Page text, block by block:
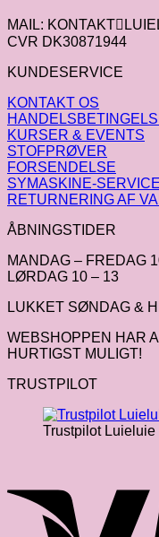
MAIL:
CVR DK30871944
KUNDESERVICE
KONTAKT OS
KURSER & EVENTS
STOFPRØVER
FORSENDELSE
SYMASKINE-SERVICE
RETURNERING AF
ÅBNINGSTIDER
MANDAG – FREDAG
LØRDAG 10 – 13
LUKKET SØNDAG &
WEBSHOPPEN HAR
HURTIGST MULIGT!
TRUSTPILOT
Trustpilot Luieluie